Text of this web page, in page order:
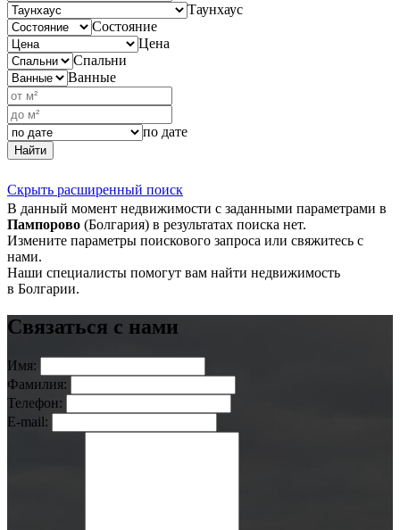
Таунхаус
Состояние
Цена
Спальни
Ванные
по дате
Найти
Скрыть расширенный поиск
В данный момент недвижимости с заданными параметрами в
Пампорово (Болгария) в результатах поиска нет.
Измените параметры поискового запроса или свяжитесь с
нами.
Наши специалисты помогут вам найти недвижимость
в Болгарии.
Связаться с нами
Имя:
Фамилия:
Телефон:
E-mail: